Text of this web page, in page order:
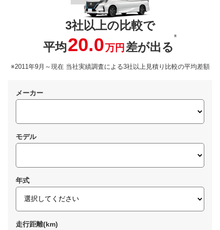
3社以上の比較で
平均20.0万円 差が出る
※
※2011年9月～現在 当社実績調査による3社以上見積り比較の平均差額
メーカー
モデル
年式
走行距離(km)